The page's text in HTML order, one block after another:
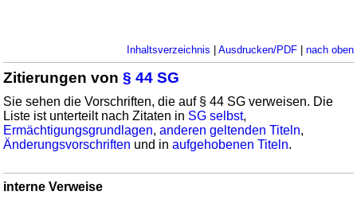
Inhaltsverzeichnis | Ausdrucken/PDF| nach oben
Zitierungen von§ 44 SG
Sie sehen die Vorschriften, die auf § 44 SG verweisen. Die
Liste ist unterteilt nach Zitaten in SG selbst,
Ermächtigungsgrundlagen,anderen geltenden Titeln,
Änderungsvorschriften und inaufgehobenen Titeln.
interne Verweise